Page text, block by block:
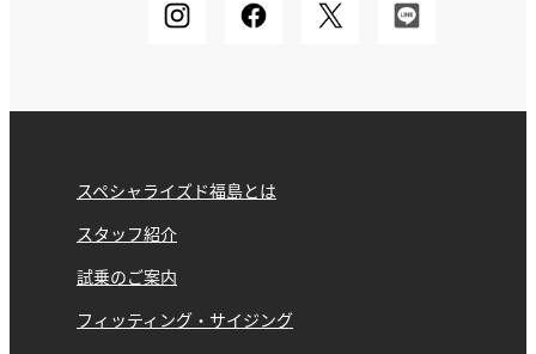
スペシャライズド福島とは
スタッフ紹介
試乗のご案内
フィッティング・サイジング